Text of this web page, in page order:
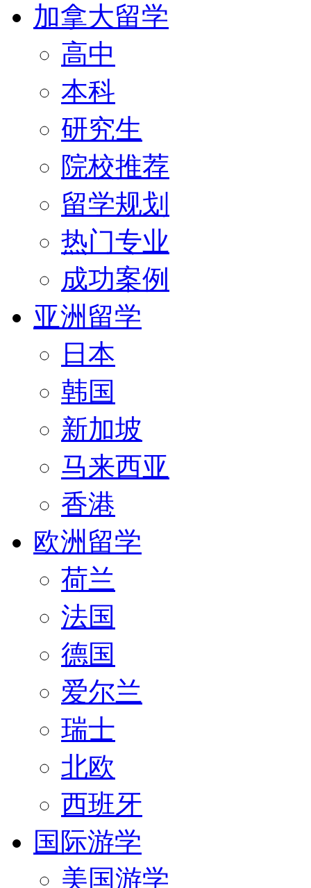
加拿大留学
高中
本科
研究生
院校推荐
留学规划
热门专业
成功案例
亚洲留学
日本
韩国
新加坡
马来西亚
香港
欧洲留学
荷兰
法国
德国
爱尔兰
瑞士
北欧
西班牙
国际游学
美国游学